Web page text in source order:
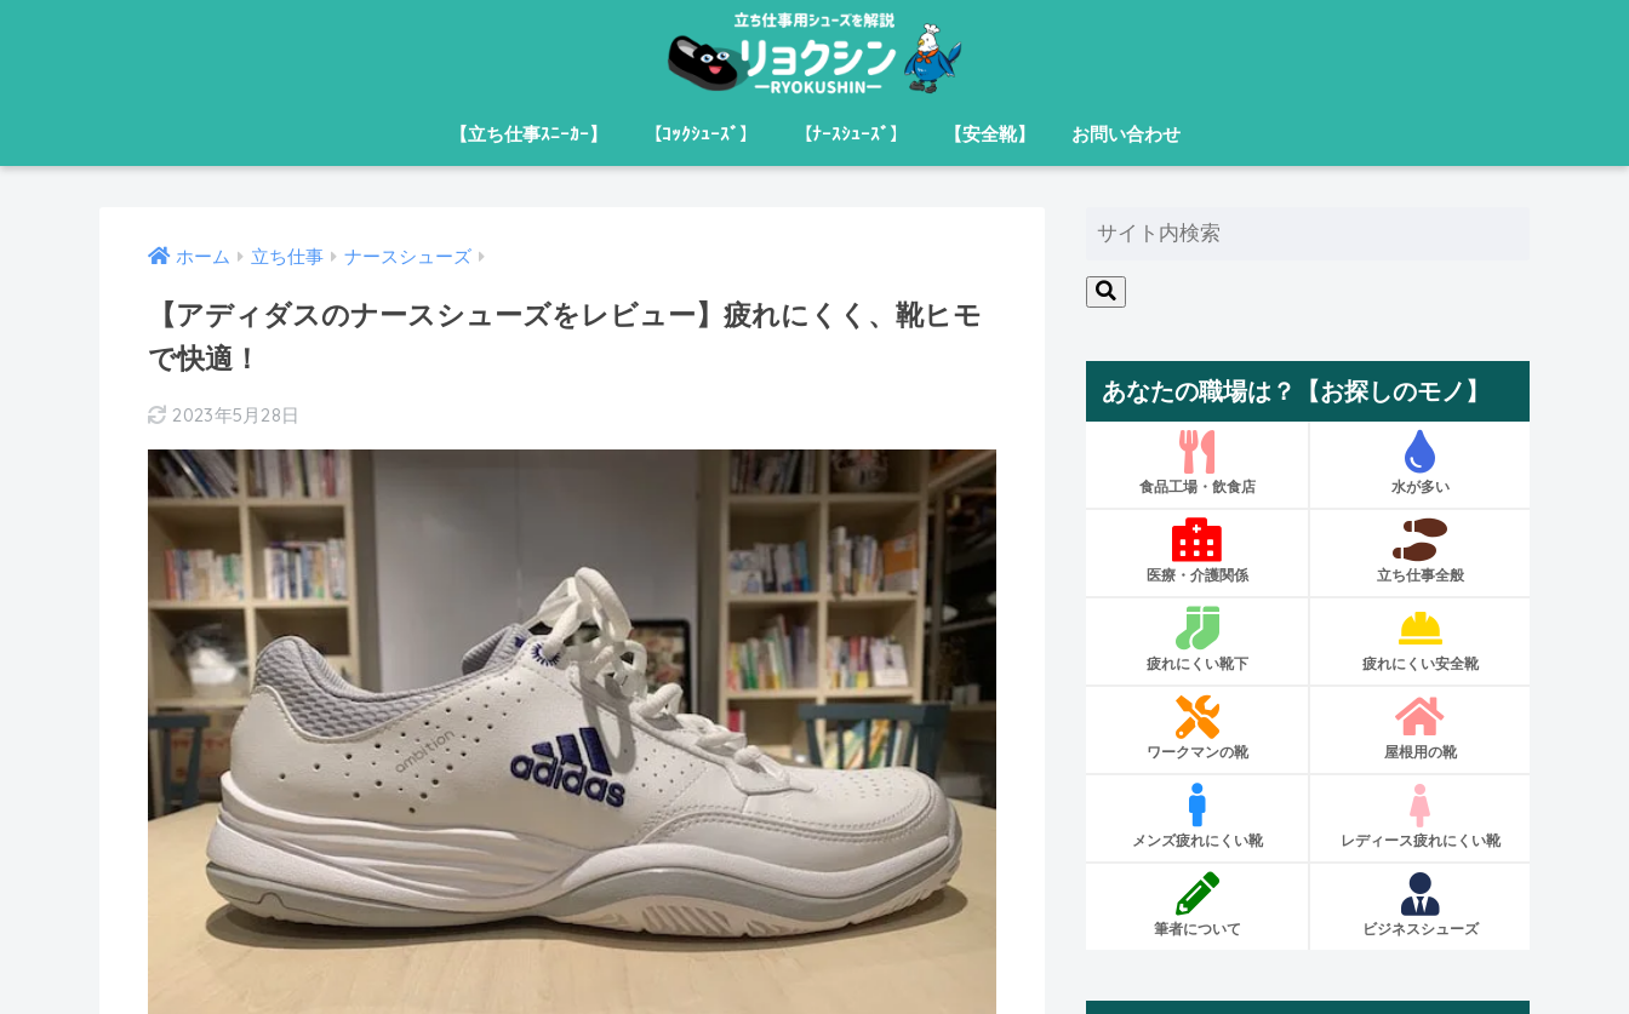
【立ち仕事ｽﾆｰｶｰ】 【ｺｯｸｼｭｰｽﾞ】 【ﾅｰｽｼｭｰｽﾞ】 【安全靴】 お問い合わせ
ホーム 立ち仕事 ナースシューズ
【アディダスのナースシューズをレビュー】疲れにくく、靴ヒモ
で快適！
2023年5月28日
あなたの職場は？【お探しのモノ】
食品工場・飲食店 水が多い
医療・介護関係 立ち仕事全般
疲れにくい靴下 疲れにくい安全靴
ワークマンの靴 屋根用の靴
メンズ疲れにくい靴 レディース疲れにくい靴
筆者について ビジネスシューズ